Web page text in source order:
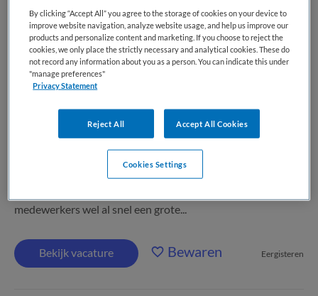
ArboNed,Maastricht en Venlo
WO
Parttime
Vaste aanstelling
Keuringsarts regio Limburg 24 uur | Maastricht en Venlo
Als keuringsarts bij ArboNed heb jij een cruciale rol voor de
bedrijven in jouw regio. Verzuim en preventie staan bij
medewerkers wel al snel een grote...
Bekijk vacature Bewaren Eergisteren
By clicking “Accept All” you agree to the storage of cookies on your device to
improve website navigation, analyze website usage, and help us improve our
products and personalize content and marketing. If you choose to reject the
cookies, we only place the strictly necessary and analytical cookies. These do
not record any information about you as a person. You can indicate this under
"manage preferences"
Privacy Statement
Reject All Accept All Cookies
Cookies Settings